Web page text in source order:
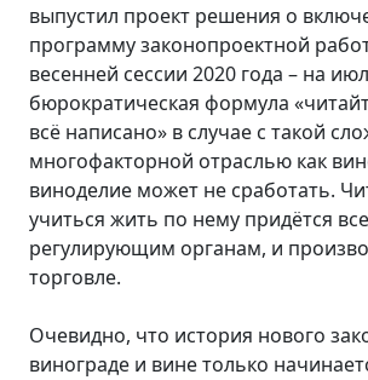
выпустил проект решения о
программу законопроектной
весенней сессии 2020 года – на
бюрократическая формула
всё написано» в случае с такой
многофакторной отраслью как
виноделие может не сработать.
учиться жить по нему придётся
регулирующим органам, и
торговле.
Очевидно, что история нового
винограде и вине только